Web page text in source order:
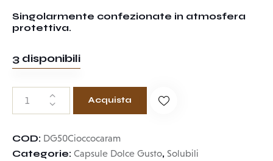
Singolarmente confezionate in atmosfera
protettiva.
3 disponibili
Acquista
COD: DG50Cioccocaram
Categorie: Capsule Dolce Gusto, Solubili